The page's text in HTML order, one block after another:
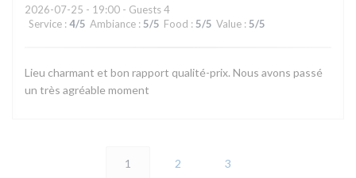
2026-07-25 - 19:00 - Guests 4
Service : 4/5 Ambiance : 5/5 Food : 5/5 Value : 5/5
Lieu charmant et bon rapport qualité-prix. Nous avons passé
un très agréable moment
1 2 3